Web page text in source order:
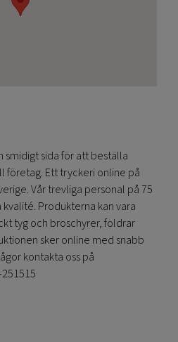
smidigt sida för att beställa
företag. Ett tryckeri online på
Vår trevliga personal på 75
Produkterna kan vara
tyg och broschyrer, foldrar
sker online med snabb
kontakta oss på